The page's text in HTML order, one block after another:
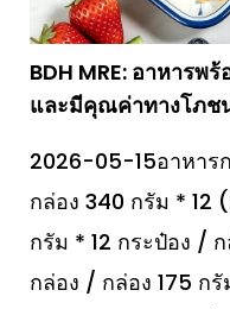
BDH MRE: อาหารพ
และมีคุณค่าทางโภช
2026-05-15อาหาร
กล่อง 340 กรัม * 12
กรัม * 12 กระป๋อง /
กล่อง / กล่อง 175 ก